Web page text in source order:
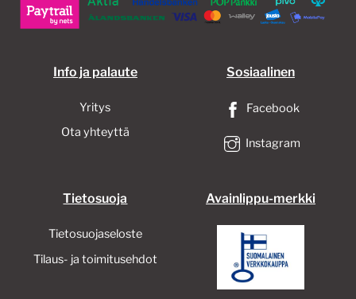
Info ja palaute
Yritys
Ota yhteyttä
Sosiaalinen
Facebook
Instagram
Tietosuoja
Tietosuojaseloste
Tilaus- ja toimitusehdot
Avainlippu-merkki